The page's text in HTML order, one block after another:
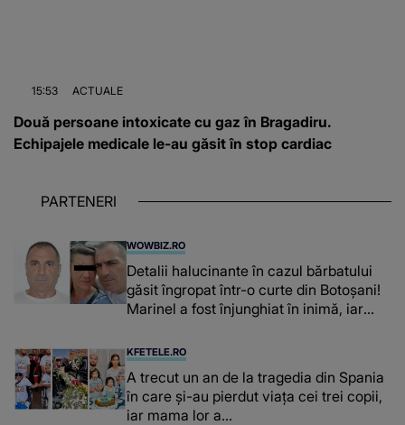
15:53 ACTUALE
Două persoane intoxicate cu gaz în Bragadiru.
Echipajele medicale le-au găsit în stop cardiac
PARTENERI
WOWBIZ.RO
Detalii halucinante în cazul bărbatului
găsit îngropat într-o curte din Botoșani!
Marinel a fost înjunghiat în inimă, iar
suspecți
KFETELE.RO
A trecut un an de la tragedia din Spania
în care și-au pierdut viața cei trei copii,
iar mama lor a…